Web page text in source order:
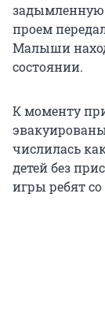
задымленную
проем
Малыши
состоянии.
К моменту
числилась
детей без
игры ребят